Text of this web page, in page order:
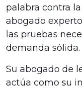
palabra contra
abogado
las pruebas
demanda sólida.
Su abogado de
actúa como su